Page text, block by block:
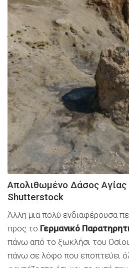
Απολιθωμένο Δάσος
Shutterstock
Άλλη μια πολύ ενδιαφέρουσα
προς το Γερμανικό
πάνω από το ξωκλήσι του
πάνω σε λόφο που εποπτεύει